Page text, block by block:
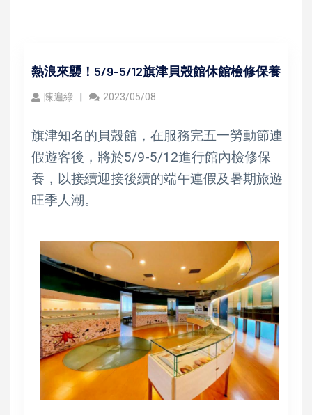
熱浪來襲！5/9-5/12旗津貝殼館休館檢修保養
陳遍綠 2023/05/08
旗津知名的貝殼館，在服務完五一勞動節連
假遊客後，將於5/9-5/12進行館內檢修保
養，以接續迎接後續的端午連假及暑期旅遊
旺季人潮。